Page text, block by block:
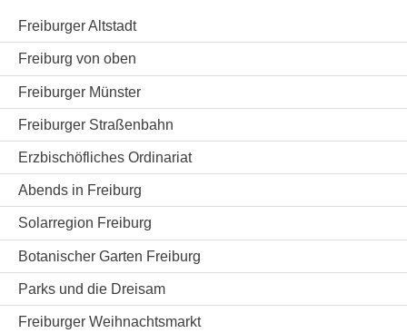
Freiburger Altstadt
Freiburg von oben
Freiburger Münster
Freiburger Straßenbahn
Erzbischöfliches Ordinariat
Abends in Freiburg
Solarregion Freiburg
Botanischer Garten Freiburg
Parks und die Dreisam
Freiburger Weihnachtsmarkt